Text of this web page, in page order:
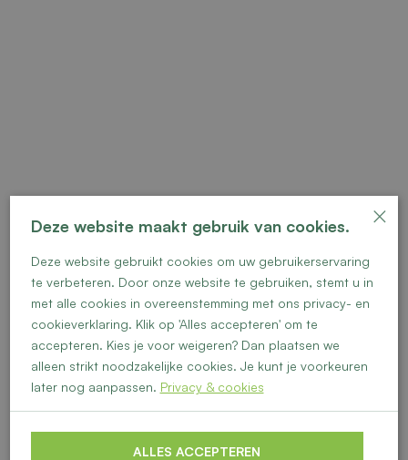
Vrije kavel 14
×
Deze website maakt gebruik van cookies.
Deze website gebruikt cookies om uw gebruikerservaring
te verbeteren. Door onze website te gebruiken, stemt u in
met alle cookies in overeenstemming met ons privacy- en
cookieverklaring. Klik op 'Alles accepteren' om te
accepteren. Kies je voor weigeren? Dan plaatsen we
alleen strikt noodzakelijke cookies. Je kunt je voorkeuren
later nog aanpassen. Privacy & cookies
ALLES ACCEPTEREN